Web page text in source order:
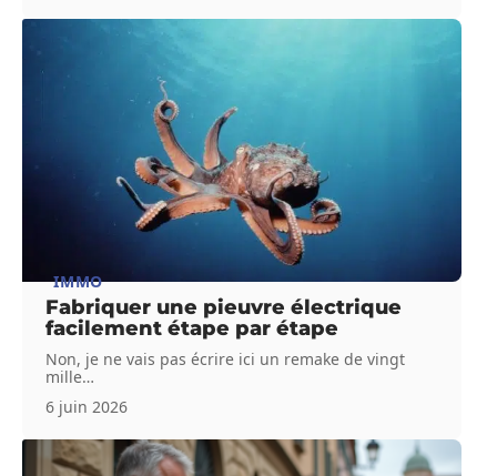
IMMO
Fabriquer une pieuvre électrique
facilement étape par étape
Non, je ne vais pas écrire ici un remake de vingt
mille…
6 juin 2026